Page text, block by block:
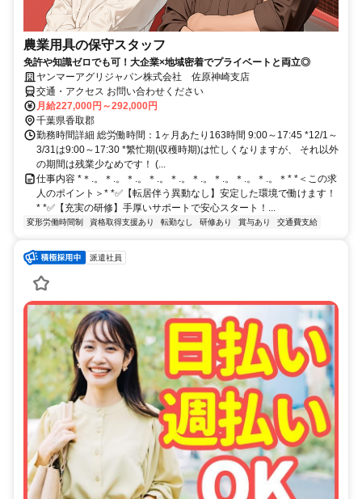
農業用具の保守スタッフ
免許や知識ゼロでも可！大企業×地域密着でプライベートと両立◎
ヤンマーアグリジャパン株式会社 佐原神崎支店
交通・アクセス お問い合わせください
月給227,000円～292,000円
千葉県香取郡
勤務時間詳細 総労働時間：1ヶ月あたり163時間 9:00～17:45 *12/1～
3/31は9:00～17:30 *繁忙期(収穫時期)は忙しくなりますが、 それ以外
の期間は残業少なめです！ (...
仕事内容 *＊.。＊.。＊.。＊.。＊.。＊.。＊.。＊.。＊.。＊* *＜この求
人のポイント＞* *✅【転居伴う異動なし】安定した環境で働けます！
* *✅【充実の研修】手厚いサポートで安心スタート！...
変形労働時間制 資格取得支援あり 転勤なし 研修あり 賞与あり 交通費支給
派遣社員